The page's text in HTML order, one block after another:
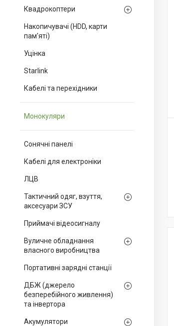
Квадрокоптери
Накопичувачі (HDD, карти
пам'яті)
Уцінка
Starlink
Кабелі та перехідники
Монокуляри
Сонячні панелі
Кабелі для електроніки
ЛЦВ
Тактичний одяг, взуття,
аксесуари ЗСУ
Приймачі відеосигналу
Вуличне обладнання
власного виробництва
Портативні зарядні станції
ДБЖ (джерело
безперебійного живлення)
та інвертора
Акумулятори